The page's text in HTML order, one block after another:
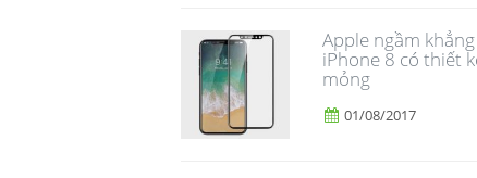
Apple ngầm
iPhone 8 có thiết
mỏng
01/08/2017